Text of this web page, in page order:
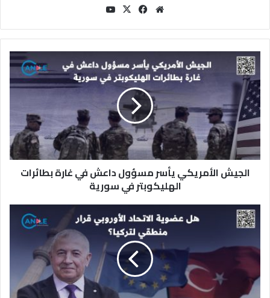
مو
الوي
ب
في
وك
‫X
be
ج
ي
ش
ا
ل
أ
م
ي
س
ر
م
س
الجيش الأمريكي يأسر مسؤول داعش في غارة بطائرات
الهليكوبتر في سورية
ه
ض
و
ي
ة